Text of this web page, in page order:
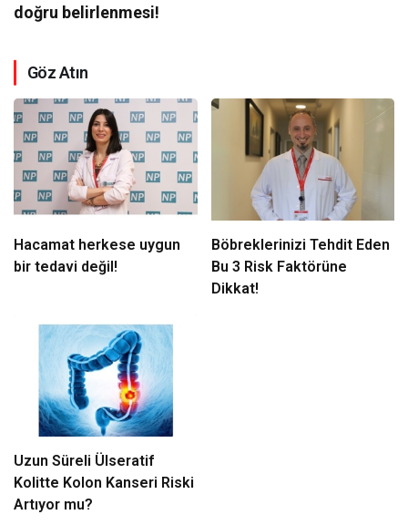
doğru belirlenmesi!
Göz Atın
Hacamat herkese uygun
bir tedavi değil!
Böbreklerinizi Tehdit Eden
Bu 3 Risk Faktörüne
Dikkat!
Uzun Süreli Ülseratif
Kolitte Kolon Kanseri Riski
Artıyor mu?